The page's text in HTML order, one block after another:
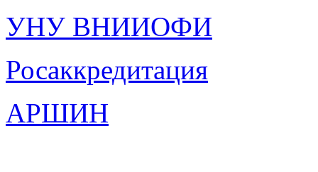
УНУ ВНИИОФИ
Росаккредитация
АРШИН